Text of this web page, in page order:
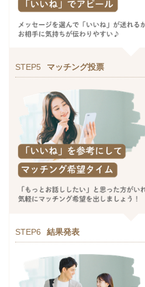
STEP5 マッチング投票
STEP6 結果発表